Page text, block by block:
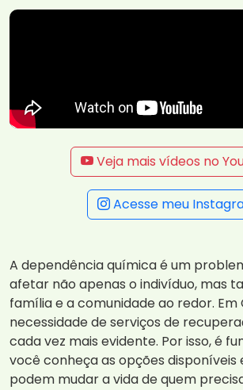
Veja mais vídeos no
Acesse meu
A dependência química é um
afetar não apenas o indivíduo, mas
família e a comunidade ao redor. Em
necessidade de serviços de
cada vez mais evidente. Por isso, é
você conheça as opções disponíveis
podem mudar a vida de quem